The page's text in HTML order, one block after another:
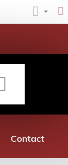
Rețea librării
Contact